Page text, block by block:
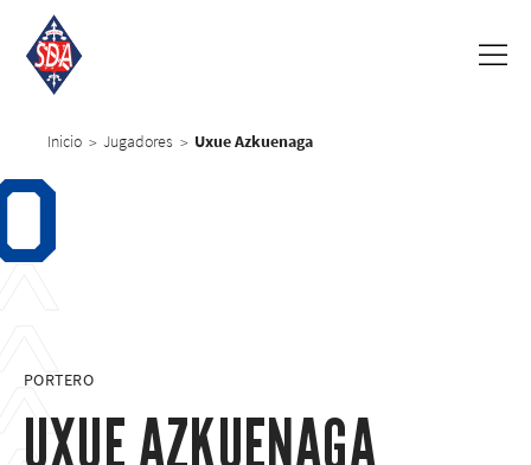
Inicio > Jugadores > Uxue Azkuenaga
PORTERO
UXUE AZKUENAGA